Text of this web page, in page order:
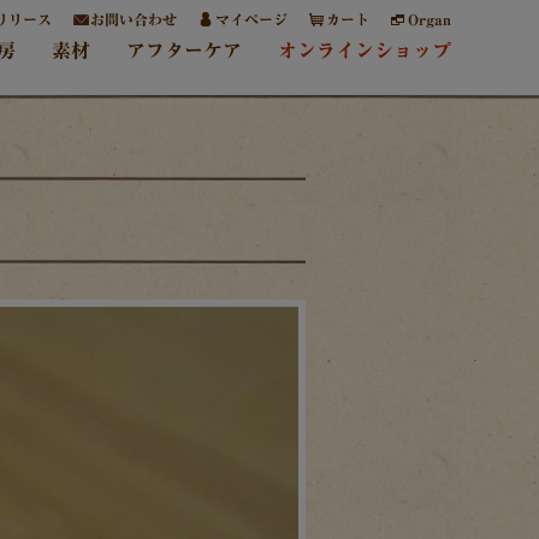
リース お問い合わせ マイページ カート Organ
素材 アフターケア オンラインショップ